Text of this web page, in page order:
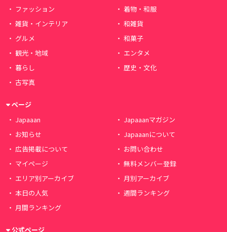
ファッション
着物・和服
雑貨・インテリア
和雑貨
グルメ
和菓子
観光・地域
エンタメ
暮らし
歴史・文化
古写真
ページ
Japaaan
Japaaanマガジン
お知らせ
Japaaanについて
広告掲載について
お問い合わせ
マイページ
無料メンバー登録
エリア別アーカイブ
月別アーカイブ
本日の人気
週間ランキング
月間ランキング
公式ページ